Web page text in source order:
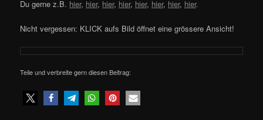
Du gerne z.B. hier, hier, hier, hier, hier, hier, hier, hier.
Nicht vergessen: KLICK aufs Bild öffnet eine grössere Ansicht!
Teile und verbreite gern diesen Beitrag: